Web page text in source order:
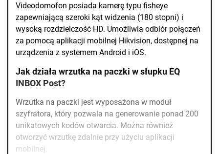
Videodomofon posiada kamerę typu fisheye
zapewniającą szeroki kąt widzenia (180 stopni) i
wysoką rozdzielczość HD. Umożliwia odbiór połączeń
za pomocą aplikacji mobilnej Hikvision, dostępnej na
urządzenia z systemem Android i iOS.
Jak działa wrzutka na paczki w słupku EQ
INBOX Post?
Wrzutka na paczki jest wyposażona w moduł
szyfratora, który pozwala na generowanie ponad 200
unikatowych kodów otwarcia. Można również
otworzyć wrzutkę zdalnie przy użyciu aplikacji
mobilnej.